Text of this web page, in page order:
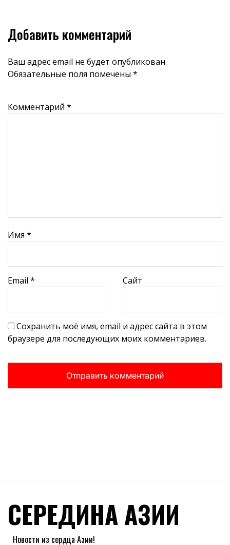
Добавить комментарий
Ваш адрес email не будет опубликован.
Обязательные поля помечены *
Комментарий *
Имя *
Email * Сайт
Сохранить моё имя, email и адрес сайта в этом
браузере для последующих моих комментариев.
СЕРЕДИНА АЗИИ
Новости из сердца Азии!